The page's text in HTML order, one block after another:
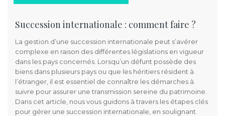
Succession internationale : comment faire ?
La gestion d’une succession internationale peut s’avérer
complexe en raison des différentes législations en vigueur
dans les pays concernés. Lorsqu’un défunt possède des
biens dans plusieurs pays ou que les héritiers résident à
l’étranger, il est essentiel de connaître les démarches à
suivre pour assurer une transmission sereine du patrimoine.
Dans cet article, nous vous guidons à travers les étapes clés
pour gérer une succession internationale, en soulignant